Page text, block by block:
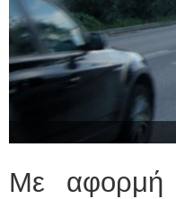
Με αφορμή